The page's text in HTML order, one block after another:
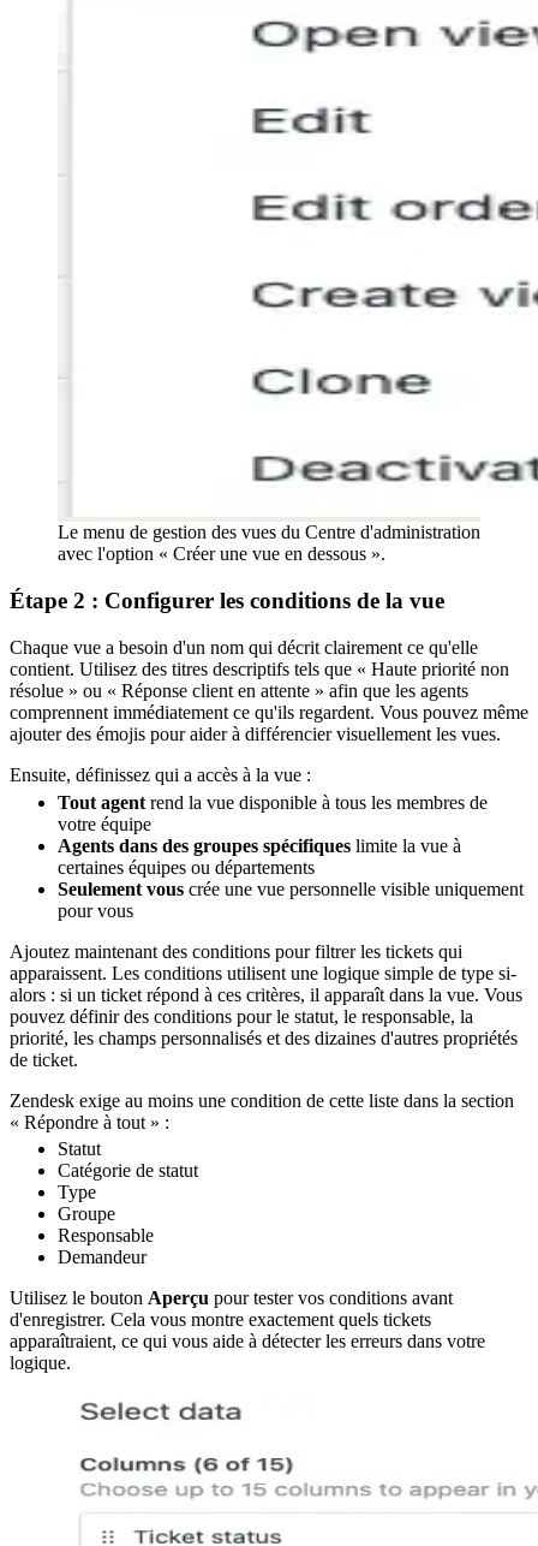
Le menu de gestion des vues du Centre d'administration
avec l'option « Créer une vue en dessous ».
Étape 2 : Configurer les conditions de la vue
Chaque vue a besoin d'un nom qui décrit clairement ce qu'elle
contient. Utilisez des titres descriptifs tels que « Haute priorité non
résolue » ou « Réponse client en attente » afin que les agents
comprennent immédiatement ce qu'ils regardent. Vous pouvez même
ajouter des émojis pour aider à différencier visuellement les vues.
Ensuite, définissez qui a accès à la vue :
Tout agent rend la vue disponible à tous les membres de
votre équipe
Agents dans des groupes spécifiques limite la vue à
certaines équipes ou départements
Seulement vous crée une vue personnelle visible uniquement
pour vous
Ajoutez maintenant des conditions pour filtrer les tickets qui
apparaissent. Les conditions utilisent une logique simple de type si-
alors : si un ticket répond à ces critères, il apparaît dans la vue. Vous
pouvez définir des conditions pour le statut, le responsable, la
priorité, les champs personnalisés et des dizaines d'autres propriétés
de ticket.
Zendesk exige au moins une condition de cette liste dans la section
« Répondre à tout » :
Statut
Catégorie de statut
Type
Groupe
Responsable
Demandeur
Utilisez le bouton Aperçu pour tester vos conditions avant
d'enregistrer. Cela vous montre exactement quels tickets
apparaîtraient, ce qui vous aide à détecter les erreurs dans votre
logique.